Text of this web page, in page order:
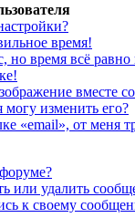
время!
но время всё равно
вместе
могу изменить его?
«email», от меня
или удалить
к своему